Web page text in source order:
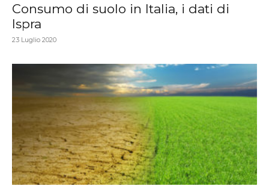
Consumo di suolo in Italia, i dati di
Ispra
23 Luglio 2020